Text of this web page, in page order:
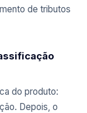
de tributos
do produto:
Depois, o